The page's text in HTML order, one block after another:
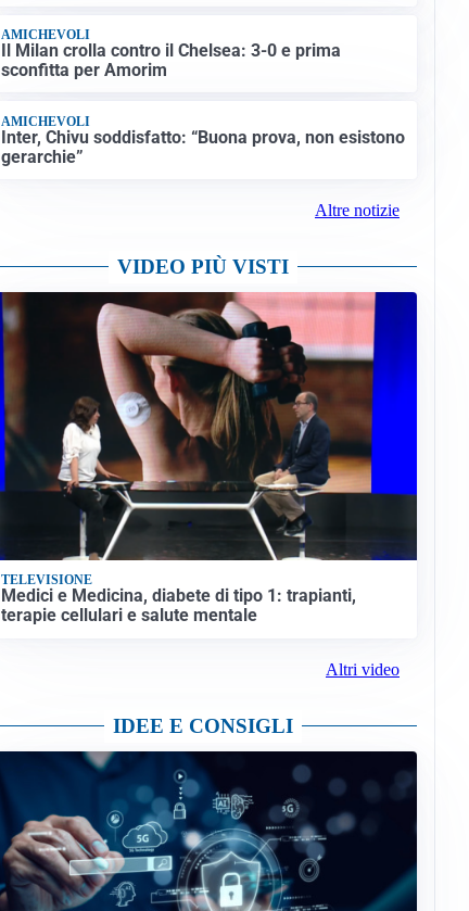
AMICHEVOLI
Il Milan crolla contro il Chelsea: 3-0 e prima
sconfitta per Amorim
AMICHEVOLI
Inter, Chivu soddisfatto: “Buona prova, non esistono
gerarchie”
Altre notizie
VIDEO PIÙ VISTI
TELEVISIONE
Medici e Medicina, diabete di tipo 1: trapianti,
terapie cellulari e salute mentale
Altri video
IDEE E CONSIGLI